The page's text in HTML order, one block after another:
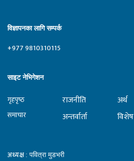
विज्ञापनका लागि सम्पर्क
+977 9810310115
साइट नेभिगेशन
गृहपृष्‍ठ
समाचार
राजनीति
अन्तर्वार्ता
अर्थ
विशेष
अध्यक्ष : पवित्रा मुडभरी